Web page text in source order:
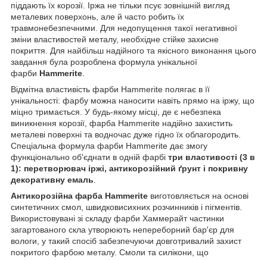
піддають їх корозії. Іржа не тільки псує зовнішній вигляд
металевих поверхонь, але й часто робить їх
травмонебезпечними. Для недопущення такої негативної
зміни властивостей металу, необхідне стійке захисне
покриття. Для найбільш надійного та якісного виконання цього
завдання була розроблена формула унікальної
фарби Hammerite.
Відмітна властивість фарби Hammerite полягає в її
унікальності: фарбу можна наносити навіть прямо на іржу, що
міцно тримається. У будь-якому місці, де є небезпека
виникнення корозії, фарба Hammerite надійно захистить
металеві поверхні та водночас дуже гідно їх облагородить.
Спеціальна формула фарби Hammerite дає змогу
функціонально об'єднати в одній фарбі три властивості (3 в
1): перетворювач іржі, антикорозійний ґрунт і покривну
декоративну емаль.
Антикорозійна фарба Hammerite виготовляється на основі
синтетичних смол, швидковисихних розчинників і пігментів.
Використовувані зі складу фарби Хаммерайт частинки
загартованого скла утворюють непереборний бар'єр для
вологи, у такий спосіб забезпечуючи довготривалий захист
покритого фарбою металу. Смоли та силікони, що